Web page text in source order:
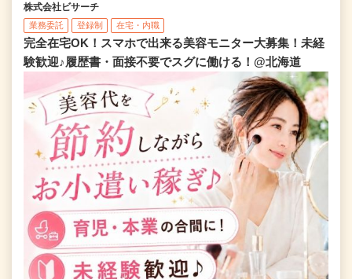
株式会社ビサーチ
業務委託 登録制 在宅・内職
完全在宅OK！スマホで出来る美容モニター大募集！未経
験歓迎♪履歴書・面接不要でスグに働ける！@北海道